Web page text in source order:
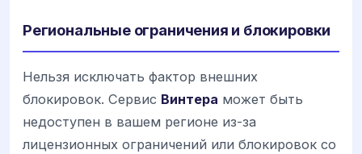
Региональные ограничения и блокировки
Нельзя исключать фактор внешних
блокировок. Сервис Винтера может быть
недоступен в вашем регионе из-за
лицензионных ограничений или блокировок со